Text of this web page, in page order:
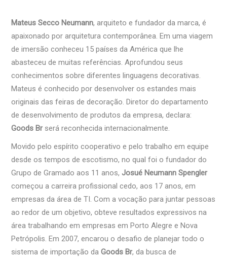
Mateus Secco Neumann, arquiteto e fundador da marca, é
apaixonado por arquitetura contemporânea. Em uma viagem
de imersão conheceu 15 países da América que lhe
abasteceu de muitas referências. Aprofundou seus
conhecimentos sobre diferentes linguagens decorativas.
Mateus é conhecido por desenvolver os estandes mais
originais das feiras de decoração. Diretor do departamento
de desenvolvimento de produtos da empresa, declara:
Goods Brserá reconhecida internacionalmente.
Movido pelo espírito cooperativo e pelo trabalho em equipe
desde os tempos de escotismo, no qual foi o fundador do
Grupo de Gramado aos 11 anos, Josué Neumann Spengler
começou a carreira profissional cedo, aos 17 anos, em
empresas da área de TI. Com a vocação para juntar pessoas
ao redor de um objetivo, obteve resultados expressivos na
área trabalhando em empresas em Porto Alegre e Nova
Petrópolis. Em 2007, encarou o desafio de planejar todo o
sistema de importação daGoods Br, da busca de